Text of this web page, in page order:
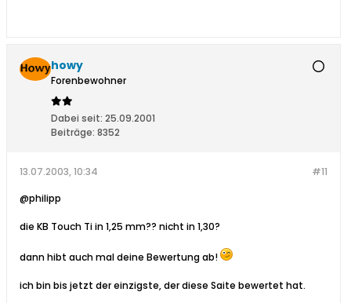
howy
Forenbewohner
Dabei seit: 25.09.2001
Beiträge: 8352
#11
13.07.2003, 10:34
@philipp
die KB Touch Ti in 1,25 mm?? nicht in 1,30?
dann hibt auch mal deine Bewertung ab!
ich bin bis jetzt der einzigste, der diese Saite bewertet hat.